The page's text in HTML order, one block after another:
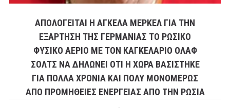
ΑΠΟΛΟΓΕΙΤΑΙ Η ΑΓΚΕΛΑ ΜΕΡΚΕΛ ΓΙΑ ΤΗΝ
ΕΞΑΡΤΗΣΗ ΤΗΣ ΓΕΡΜΑΝΙΑΣ ΤΟ ΡΩΣΙΚΟ
ΦΥΣΙΚΟ ΑΕΡΙΟ ΜΕ ΤΟΝ ΚΑΓΚΕΛΑΡΙΟ ΟΛΑΦ
ΣΟΛΤΣ ΝΑ ΔΗΛΩΝΕΙ ΟΤΙ Η ΧΩΡΑ ΒΑΣΙΣΤΗΚΕ
ΓΙΑ ΠΟΛΛΑ ΧΡΟΝΙΑ ΚΑΙ ΠΟΛΥ ΜΟΝΟΜΕΡΩΣ
ΑΠΟ ΠΡΟΜΗΘΕΙΕΣ ΕΝΕΡΓΕΙΑΣ ΑΠΟ ΤΗΝ ΡΩΣΙΑ